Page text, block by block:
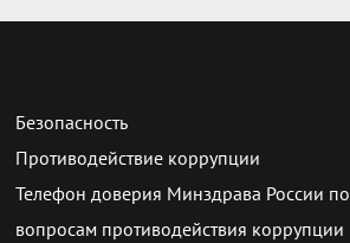
Безопасность
Противодействие коррупции
Телефон доверия Минздрава России по
вопросам противодействия коррупции